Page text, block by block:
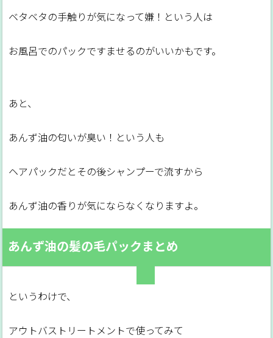
ベタベタの手触りが気になって嫌！という人は
お風呂でのパックですませるのがいいかもです。
あと、
あんず油の匂いが臭い！という人も
ヘアパックだとその後シャンプーで流すから
あんず油の香りが気にならなくなりますよ。
あんず油の髪の毛パックまとめ
というわけで、
アウトバストリートメントで使ってみて